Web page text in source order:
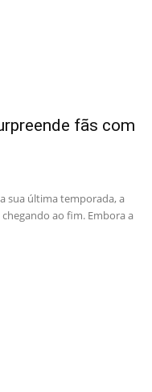
fãs com
sua última temporada, a
ao fim. Embora a